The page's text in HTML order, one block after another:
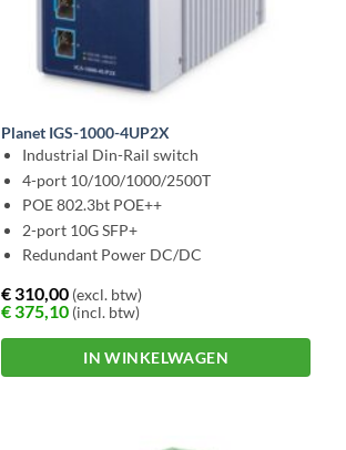
Planet IGS-1000-4UP2X
Industrial Din-Rail switch
4-port 10/100/1000/2500T
POE 802.3bt POE++
2-port 10G SFP+
Redundant Power DC/DC
€310,00 (excl. btw)
€375,10 (incl. btw)
IN WINKELWAGEN